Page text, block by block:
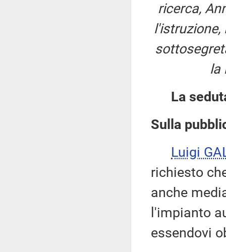
ricerca,
l'istruzione,
la
La
Sulla
Luigi
richiesto
anche
l'impianto
essendovi